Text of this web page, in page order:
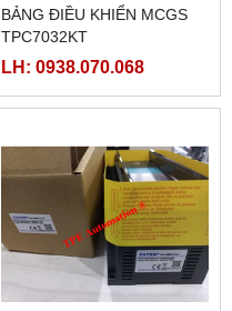
BẢNG ĐIỀU KHIỂN MCGS
TPC7032KT
LH: 0938.070.068